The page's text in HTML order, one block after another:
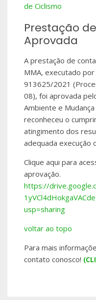
de Ciclismo
Prestação
Aprovada
A prestação de
MMA, executado
913625/2021
08), foi aprovada
Ambiente e
reconheceu o
atingimento dos
adequada execução
Clique aqui para
aprovação.
https://drive.
usp=sharing
voltar ao topo
Para mais
contato conosco!